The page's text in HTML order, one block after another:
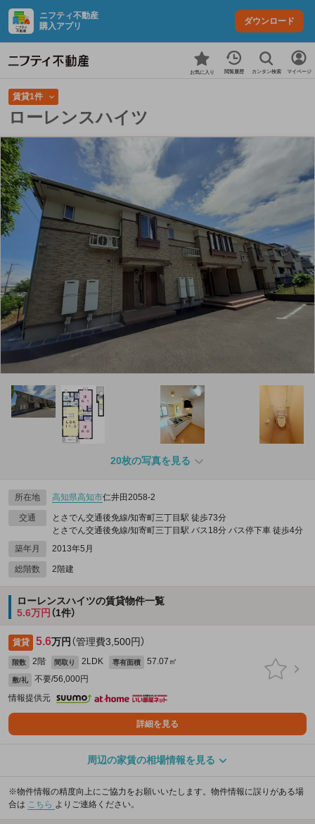
ニフティ不動産
購入アプリ
ダウンロード
お気に入り 閲覧履歴 カンタン検索 マイページ
賃貸1件
ローレンスハイツ
20枚の写真を見る
所在地 高知県高知市仁井田2058‐2
交通
とさでん交通後免線/知寄町三丁目駅 徒歩73分
とさでん交通後免線/知寄町三丁目駅 バス18分 バス停下車 徒歩4分
築年月
2013年5月
総階数 2階建
ローレンスハイツの賃貸物件一覧
5.6万円 （1件）
賃貸 5.6万円 （管理費3,500円）
階数 2階 間取り 2LDK 専有面積 57.07㎡
敷/礼
不要/56,000円
情報提供元
詳細を見る
周辺の家賃の相場情報を見る
※物件情報の精度向上にご協力をお願いいたします。物件情報に誤りがある場
合は こちら よりご連絡ください。